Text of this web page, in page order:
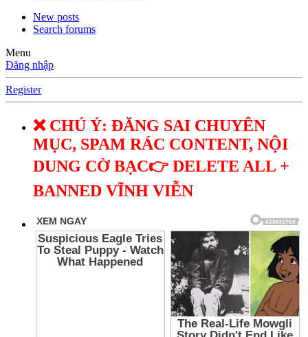
New posts
Search forums
Menu
Đăng nhập
Register
❌ CHÚ Ý: ĐĂNG SAI CHUYÊN
MỤC, SPAM RÁC CONTENT, NỘI
DUNG CỜ BẠC👉 DELETE ALL +
BANNED VĨNH VIỄN